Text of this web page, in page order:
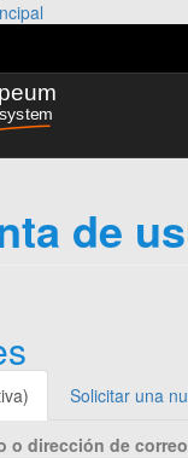
de
Solicitar una
o dirección de correo